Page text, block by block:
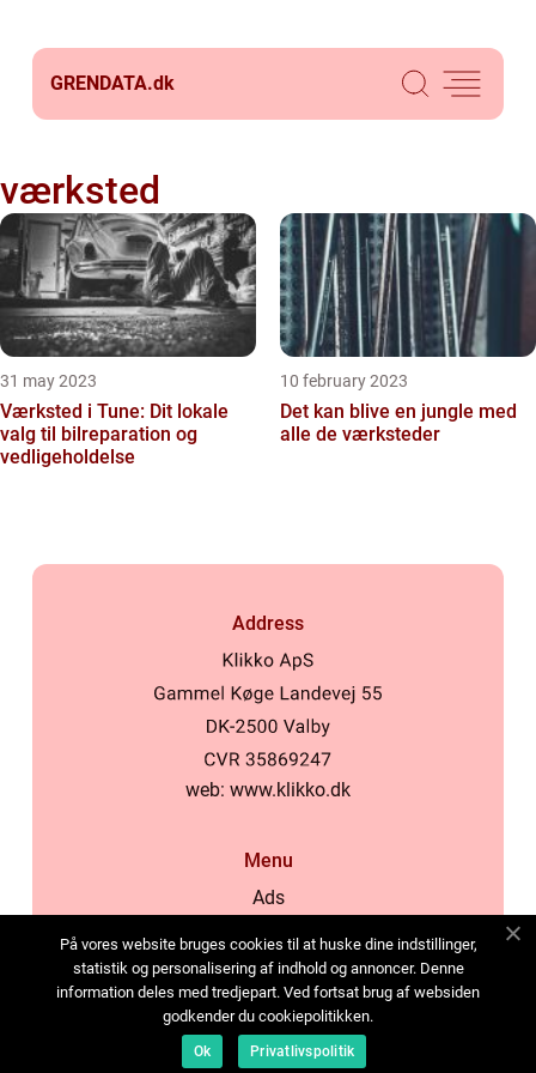
GRENDATA.dk
værksted
31 may 2023
Værksted i Tune: Dit lokale
valg til bilreparation og
vedligeholdelse
10 february 2023
Det kan blive en jungle med
alle de værksteder
Address
web: www.klikko.dk
Menu
Ads
Cookies
Contact
Sitemap
På vores website bruges cookies til at huske dine indstillinger,
statistik og personalisering af indhold og annoncer. Denne
information deles med tredjepart. Ved fortsat brug af websiden
godkender du cookiepolitikken.
Ok Privatlivspolitik